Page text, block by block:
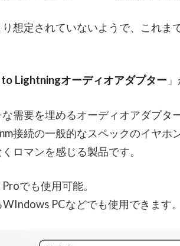
想定されていないようで、これま
to Lightningオーディオアダプター
需要を埋めるオーディオアダプタ
接続の一般的なスペックのイヤホ
ロマンを感じる製品です。
でも使用可能。
PCなどでも使用できます。